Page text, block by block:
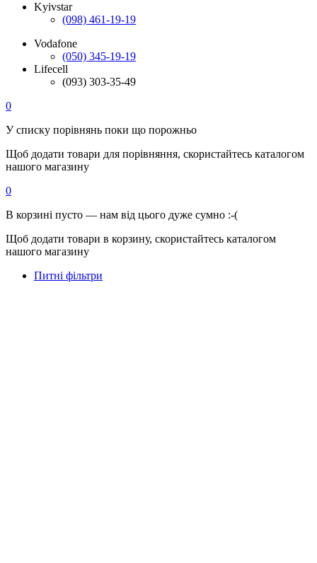
Kyivstar
(098) 461-19-19
Vodafone
(050) 345-19-19
Lifecell
(093) 303-35-49
0
У списку порівнянь поки що порожньо
Щоб додати товари для порівняння, скористайтесь каталогом
нашого магазину
0
В корзині пусто — нам від цього дуже сумно :-(
Щоб додати товари в корзину, скористайтесь каталогом
нашого магазину
Питні фільтри